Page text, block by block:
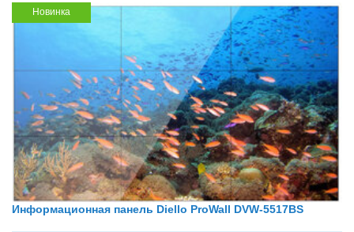
Новинка
Информационная панель Diello ProWall DVW-5517BS